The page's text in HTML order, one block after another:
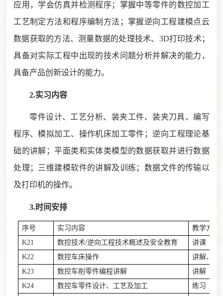
应用，学会仿真并检测程序；掌握中等零件的数控加工
工艺制定方法和程序编制方法；掌握逆向工程建模点云
数据获取的方法、测量数据的处理技术、 3D打印技术；
具备对实际工程中出现的技术问题分析并解决的能力，
具备产品创新设计的能力。
2.实习内容
零件设计、工艺分析、装夹工件、装夹刀具、编写
程序、模拟加工、操作机床加工零件；逆向工程理论基
础的讲解；平面类和实体类模型的数据获取并进行数据
处理；三维建模软件的讲解及训练；数据文件的传输以
及打印机的操作。
3.时间安排
序号 实习内容
教学方式
K21
数控技术/逆向工程技术概述及安全教育
讲课
K22
数控车床操作
讲解、示
K23
数控车削零件编程讲解
讲解
K24
数控车零件设计、工艺及加工 练习